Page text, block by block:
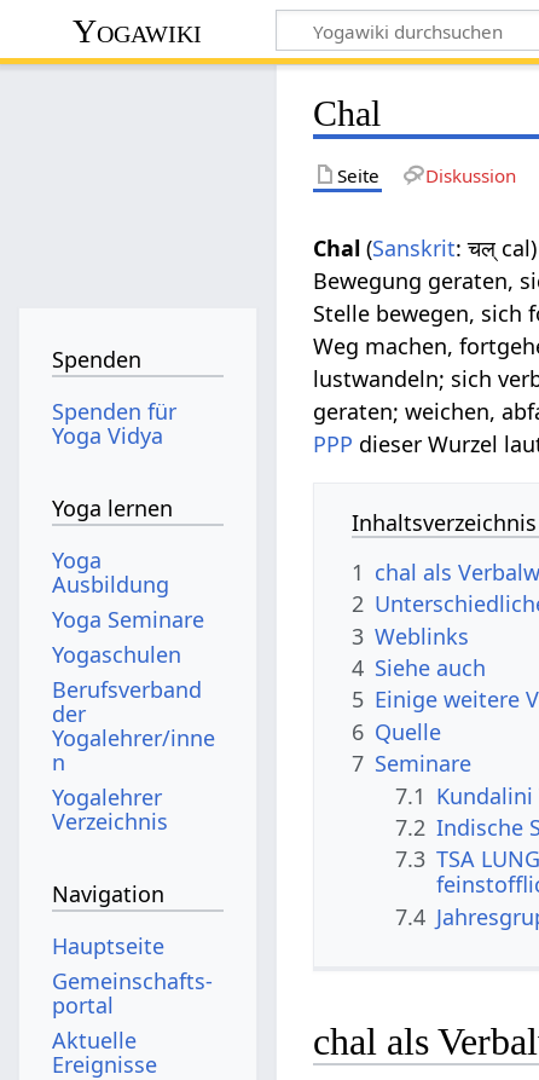
Yogawiki
Chal
Seite Diskussion
Chal (Sanskrit: चल्
Bewegung geraten,
Stelle bewegen, sich
Weg machen,
lustwandeln; sich
geraten; weichen,
PPP dieser Wurzel
Inhaltsverzeichnis
1 chal als
2
3 Weblinks
4 Siehe auch
5 Einige weitere
6 Quelle
7 Seminare
7.1 Kundalini
7.2 Indische
7.3 TSA
7.4
chal als
Spenden
Spenden für
Yoga Vidya
Yoga lernen
Yoga
Ausbildung
Yoga Seminare
Yogaschulen
Berufsverband
der
Yogalehrer/inne
n
Yogalehrer
Verzeichnis
Navigation
Hauptseite
Gemeinschafts­
portal
Aktuelle
Ereignisse